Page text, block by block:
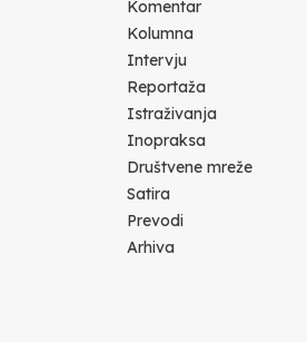
Komentar
Kolumna
Intervju
Reportaža
Istraživanja
Inopraksa
Društvene mreže
Satira
Prevodi
Arhiva